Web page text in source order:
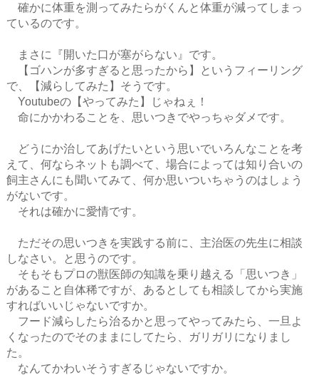
確かに体重を測ってみたらがくんと体重が減ってしまっ
ているのです。
まさに『開いた口が塞がらない』です。
【ゴハンが多すぎると思ったから】というフィーリング
で、【減らしてみた】そうです。
Youtubeの【やってみた】じゃねぇ！
命にかかわることを、思いつきでやっちゃダメです。
どうにか治してあげたいという思いでいろんなことを考
えて、何ならネットも調べて、場合によっては知り合いの
飼主さんにも聞いてみて、何か思いついちゃうのはしょう
がないです。
それは確かに愛情です。
ただその思いつきを実践する前に、主治医の先生に相談
しなさい。と思うのです。
そもそもプロの獣医師の知識を乗り越える「思いつき」
があること自体稀ですが、あるとしても相談してから実施
すればいいじゃないですか。
フード減らしたら治るかと思ってやってみたら、一旦よ
くなったのでそのままにしてたら、ガリガリになりまし
た。
なんてかわいそうすぎるじゃないですか。